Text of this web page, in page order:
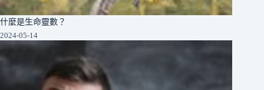
什麼是生命靈數？
2024-05-14